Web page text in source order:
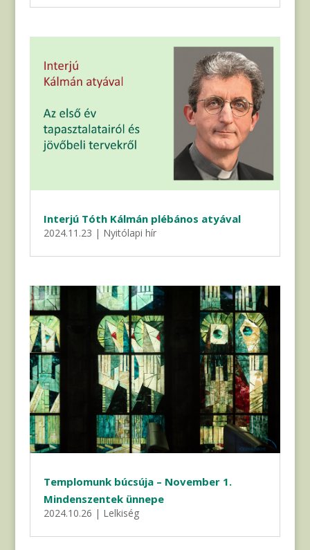
Interjú Tóth Kálmán plébános atyával
2024.11.23 | Nyitólapi hír
Templomunk búcsúja – November 1.
Mindenszentek ünnepe
2024.10.26 | Lelkiség